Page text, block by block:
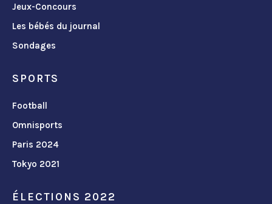
Jeux-Concours
Les bébés du journal
Sondages
SPORTS
Football
Omnisports
Paris 2024
Tokyo 2021
ÉLECTIONS 2022